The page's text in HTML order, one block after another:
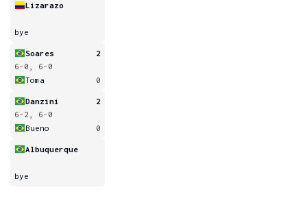
Lizarazo
bye
Soares
2
6-0, 6-0
Toma
0
Danzini
2
6-2, 6-0
Bueno
0
Albuquerque
bye